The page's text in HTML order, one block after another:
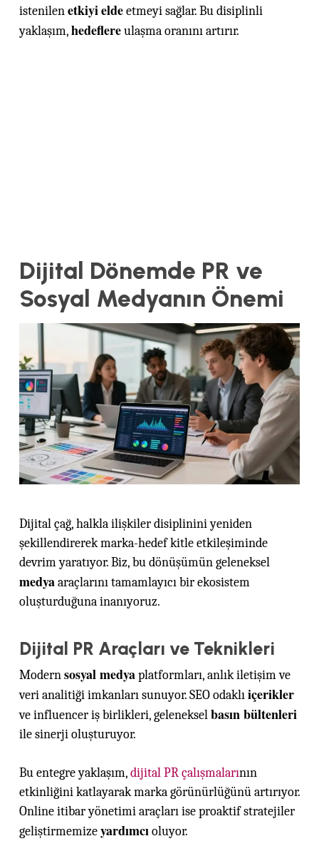
istenilenetkiyieldeetmeyi sağlar. Bu disiplinli
yaklaşım,hedeflereulaşma oranını artırır.
Dijital Dönemde PR ve
Sosyal Medyanın Önemi
Dijital çağ, halkla ilişkiler disiplinini yeniden
şekillendirerek marka-hedef kitle etkileşiminde
devrim yaratıyor. Biz, bu dönüşümün geleneksel
medyaaraçlarını tamamlayıcı bir ekosistem
oluşturduğuna inanıyoruz.
Dijital PR Araçları ve Teknikleri
Modernsosyal medyaplatformları, anlık iletişim ve
veri analitiği imkanları sunuyor. SEO odaklıiçerikler
ve influencer iş birlikleri, gelenekselbasın bültenleri
ile sinerji oluşturuyor.
Bu entegre yaklaşım,dijital PR çalışmalarının
etkinliğini katlayarak marka görünürlüğünü artırıyor.
Online itibar yönetimi araçları ise proaktif stratejiler
geliştirmemizeyardımcıoluyor.